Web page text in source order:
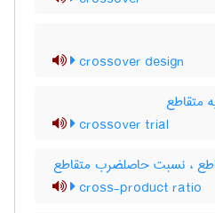
crossover design
متقاطع
crossover trial
، نسبت حاصلضرب متقاطع
cross-product ratio